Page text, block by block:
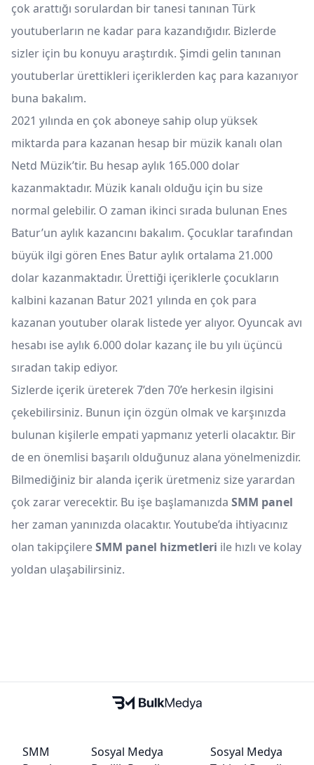
çok arattığı sorulardan bir tanesi tanınan Türk
youtuberların ne kadar para kazandığıdır. Bizlerde
sizler için bu konuyu araştırdık. Şimdi gelin tanınan
youtuberlar ürettikleri içeriklerden kaç para kazanıyor
buna bakalım.
2021 yılında en çok aboneye sahip olup yüksek
miktarda para kazanan hesap bir müzik kanalı olan
Netd Müzik’tir. Bu hesap aylık 165.000 dolar
kazanmaktadır. Müzik kanalı olduğu için bu size
normal gelebilir. O zaman ikinci sırada bulunan Enes
Batur’un aylık kazancını bakalım. Çocuklar tarafından
büyük ilgi gören Enes Batur aylık ortalama 21.000
dolar kazanmaktadır. Ürettiği içeriklerle çocukların
kalbini kazanan Batur 2021 yılında en çok para
kazanan youtuber olarak listede yer alıyor. Oyuncak avı
hesabı ise aylık 6.000 dolar kazanç ile bu yılı üçüncü
sıradan takip ediyor.
Sizlerde içerik üreterek 7’den 70’e herkesin ilgisini
çekebilirsiniz. Bunun için özgün olmak ve karşınızda
bulunan kişilerle empati yapmanız yeterli olacaktır. Bir
de en önemlisi başarılı olduğunuz alana yönelmenizdir.
Bilmediğiniz bir alanda içerik üretmeniz size yarardan
çok zarar verecektir. Bu işe başlamanızda SMM panel
her zaman yanınızda olacaktır. Youtube’da ihtiyacınız
olan takipçilereSMM panel hizmetleri ile hızlı ve kolay
yoldan ulaşabilirsiniz.
SMM
Sosyal Medya
Sosyal Medya